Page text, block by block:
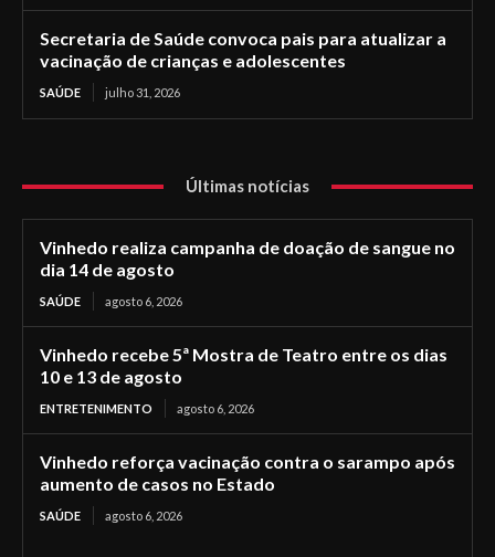
Secretaria de Saúde convoca pais para atualizar a
vacinação de crianças e adolescentes
SAÚDE julho 31, 2026
Últimas notícias
Vinhedo realiza campanha de doação de sangue no
dia 14 de agosto
SAÚDE agosto 6, 2026
Vinhedo recebe 5ª Mostra de Teatro entre os dias
10 e 13 de agosto
ENTRETENIMENTO agosto 6, 2026
Vinhedo reforça vacinação contra o sarampo após
aumento de casos no Estado
SAÚDE agosto 6, 2026